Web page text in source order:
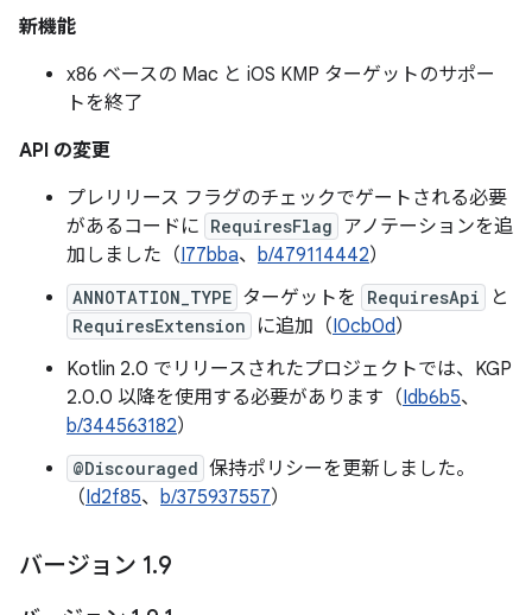
新機能
x86 ベースの Mac と iOS KMP ターゲットのサポー
トを終了
API の変更
プレリリース フラグのチェックでゲートされる必要
があるコードに RequiresFlag アノテーションを追
加しました（I77bba、 b/479114442）
ANNOTATION_TYPE ターゲットを RequiresApi と
RequiresExtension に追加（I0cb0d）
Kotlin 2.0 でリリースされたプロジェクトでは、KGP
2.0.0 以降を使用する必要があります（Idb6b5、
b/344563182）
@Discouraged 保持ポリシーを更新しました。
（Id2f85、 b/375937557）
バージョン 1.9